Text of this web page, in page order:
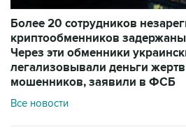
Более 20 сотрудников
криптообменников
Через эти обменники
легализовывали деньги
мошенников, заявили в ФСБ
Все новости